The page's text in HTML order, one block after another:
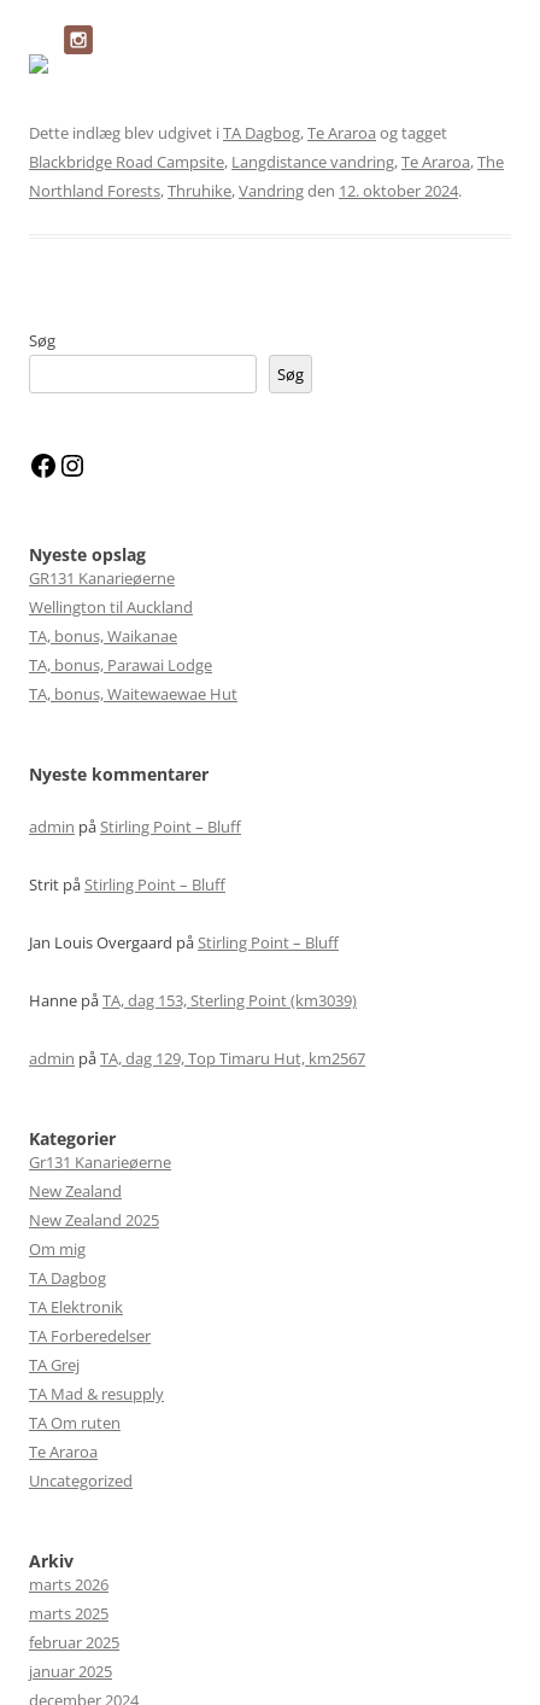
Dette indlæg blev udgivet iTA Dagbog,Te Araroa og tagget
Blackbridge Road Campsite, Langdistance vandring,Te Araroa,The
Northland Forests,Thruhike,Vandringden 12. oktober 2024.
Søg
Søg
Facebook
Nyeste opslag
GR131 Kanarieøerne
Wellington til Auckland
TA, bonus, Waikanae
TA, bonus, Parawai Lodge
TA, bonus, Waitewaewae Hut
Nyeste kommentarer
admin påStirling Point – Bluff
Strit påStirling Point – Bluff
Jan Louis Overgaard påStirling Point – Bluff
Hanne påTA, dag 153, Sterling Point (km3039)
admin påTA, dag 129, Top Timaru Hut, km2567
Kategorier
Gr131 Kanarieøerne
New Zealand
New Zealand 2025
Om mig
TA Dagbog
TA Elektronik
TA Forberedelser
TA Grej
TA Mad & resupply
TA Om ruten
Te Araroa
Uncategorized
Arkiv
marts 2026
marts 2025
februar 2025
januar 2025
december 2024